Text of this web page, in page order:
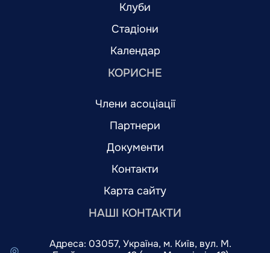
Клуби
Стадіони
Календар
КОРИСНЕ
Члени асоціації
Партнери
Документи
Контакти
Карта сайту
НАШІ КОНТАКТИ
Адреса: 03057, Україна, м. Київ, вул. М.